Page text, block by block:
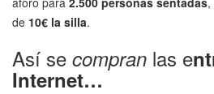
de 10€ la silla.
Así se compran las e
Internet…